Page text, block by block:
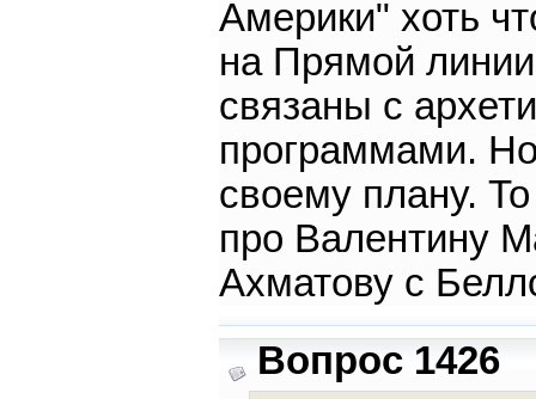
Америки" хоть
на Прямой линии
связаны с
программами.
своему плану.
про Валентину
Ахматову с
Вопрос 1426